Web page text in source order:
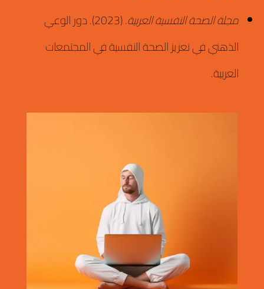
مجلة الصحة النفسية العربية.
(2023).
دور الوعي
الذهني في تعزيز الصحة النفسية في المجتمعات
العربية.